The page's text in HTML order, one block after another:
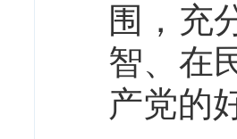
围，充
智、在
产党的